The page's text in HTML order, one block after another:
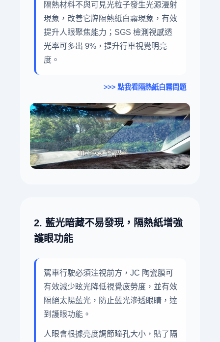
隔熱材料不與可見光粒子發生光源漫射
現象，改善它牌隔熱紙白霧現象，有效
提升人眼聚焦能力；SGS 檢測視感透
光率可多出 9%，提升行車視覺明亮
度。
>>> 點我看隔熱紙白霧問題
2. 藍光暗藏不易發現，隔熱紙增強
護眼功能
駕車行駛必須注視前方，JC 陶瓷膜可
有效減少眩光降低視覺疲勞度，並有效
隔絕太陽藍光，防止藍光滲透眼睛，達
到護眼功能。
人眼會根據亮度調節瞳孔大小，貼了隔